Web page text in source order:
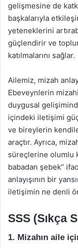
gelişmesine de
başkalarıyla
yeteneklerini
güçlendirir ve
katılmalarını sağlar.
Ailemiz, mizah
Ebeveynlerin
duygusal
içindeki iletişimi
ve bireylerin
araçtır. Ayrıca,
süreçlerine olumlu
babadan şebek”
anlayışının bir
iletişimin ne denli
SSS (Sıkça
1. Mizahın aile